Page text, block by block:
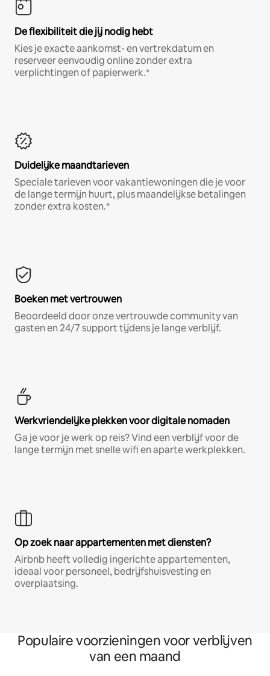
De flexibiliteit die jij nodig hebt
Kies je exacte aankomst- en vertrekdatum en
reserveer eenvoudig online zonder extra
verplichtingen of papierwerk.*
Duidelijke maandtarieven
Speciale tarieven voor vakantiewoningen die je voor
de lange termijn huurt, plus maandelijkse betalingen
zonder extra kosten.*
Boeken met vertrouwen
Beoordeeld door onze vertrouwde community van
gasten en 24/7 support tijdens je lange verblijf.
Werkvriendelijke plekken voor digitale nomaden
Ga je voor je werk op reis? Vind een verblijf voor de
lange termijn met snelle wifi en aparte werkplekken.
Op zoek naar appartementen met diensten?
Airbnb heeft volledig ingerichte appartementen,
ideaal voor personeel, bedrijfshuisvesting en
overplaatsing.
Populaire voorzieningen voor verblijven
van een maand